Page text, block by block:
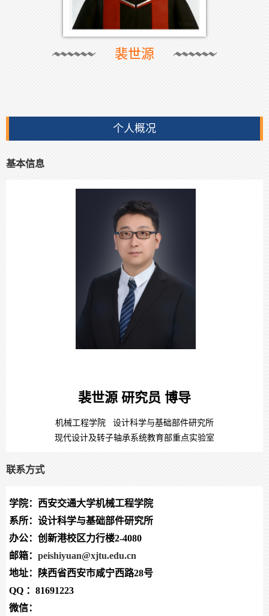
裴世源
个人概况
基本信息
裴世源 研究员 博导
机械工程学院 设计科学与基础部件研究所
现代设计及转子轴承系统教育部重点实验室
联系方式
学院：西安交通大学机械工程学院
系所：设计科学与基础部件研究所
办公：创新港校区力行楼2-4080
邮箱： peishiyuan@xjtu.edu.cn
地址：陕西省西安市咸宁西路28号
QQ ： 81691223
微信：